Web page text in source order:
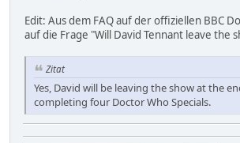
Edit: Aus dem FAQ auf der offiziellen BBC
auf die Frage "Will David Tennant leave the
Zitat
Yes, David will be leaving the show at the
completing four Doctor Who Specials.